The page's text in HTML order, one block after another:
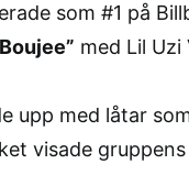
som #1 på
med Lil
upp med låtar
visade